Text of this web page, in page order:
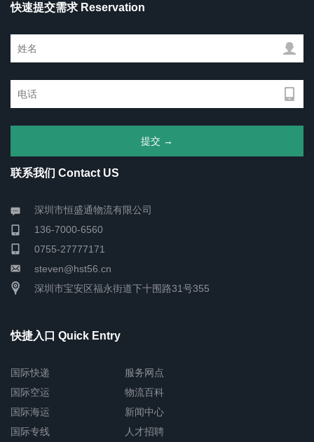
快速提交需求 Reservation
联系我们 Contact US
深圳市恒盛通物流有限公司
136-7000-6560
0755-27777171
steven@hst56.cn
深圳市宝安区福永街道下十围路31号355
快捷入口 Quick Entry
国际快递
国际空运
国际海运
国际专线
服务网点
物流百科
新闻中心
人才招聘